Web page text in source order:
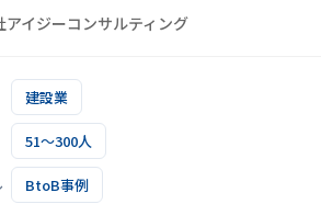
アイジーコンサルティング
建設業
51～300人
BtoB事例